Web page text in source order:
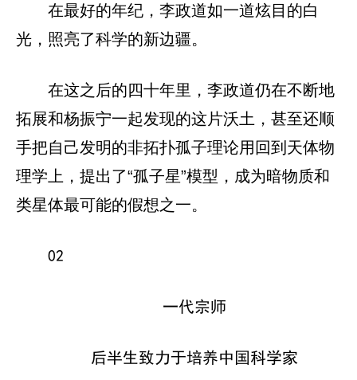
在最好的年纪，李政道如一道炫目的白
光，照亮了科学的新边疆。
在这之后的四十年里，李政道仍在不断地
拓展和杨振宁一起发现的这片沃土，甚至还顺
手把自己发明的非拓扑孤子理论用回到天体物
理学上，提出了“孤子星”模型，成为暗物质和
类星体最可能的假想之一。
02
一代宗师
后半生致力于培养中国科学家